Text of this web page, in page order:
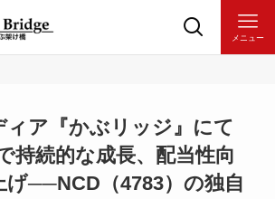
メニュー
ィア『かぶリッジ』にて
持続的な成長、配当性向
げ──NCD（4783）の独自